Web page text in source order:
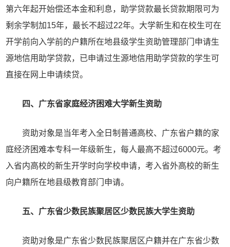
第六年起开始偿还本金和利息，助学贷款最长贷款期限可为
剩余学制加15年，最长不超过22年。大学新生和在校生可在
开学前向入学前的户籍所在地县级学生资助管理部门申请生
源地信用助学贷款，已申请过生源地信用助学贷款的学生可
直接在网上申请续贷。
四、广东省家庭经济困难大学新生资助
资助对象是当年考入全日制普通高校、广东省户籍的家
庭经济困难本专科一年级新生，每人最高不超过6000元。考
入省内高校的新生开学时向学校申请，考入省外高校的新生
向户籍所在地县级教育部门申请。
五、广东省少数民族聚居区少数民族大学生资助
资助对象是广东省少数民族聚居区户籍并在广东省少数